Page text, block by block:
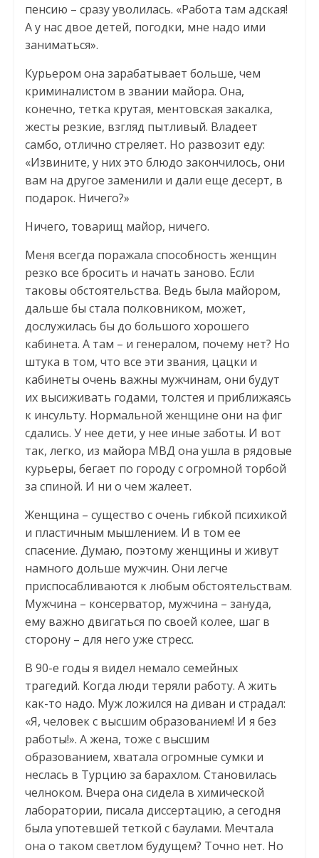
пенсию – сразу уволилась. «Работа там адская!
А у нас двое детей, погодки, мне надо ими
заниматься».
Курьером она зарабатывает больше, чем
криминалистом в звании майора. Она,
конечно, тетка крутая, ментовская закалка,
жесты резкие, взгляд пытливый. Владеет
самбо, отлично стреляет. Но развозит еду:
«Извините, у них это блюдо закончилось, они
вам на другое заменили и дали еще десерт, в
подарок. Ничего?»
Ничего, товарищ майор, ничего.
Меня всегда поражала способность женщин
резко все бросить и начать заново. Если
таковы обстоятельства. Ведь была майором,
дальше бы стала полковником, может,
дослужилась бы до большого хорошего
кабинета. А там – и генералом, почему нет? Но
штука в том, что все эти звания, цацки и
кабинеты очень важны мужчинам, они будут
их высиживать годами, толстея и приближаясь
к инсульту. Нормальной женщине они на фиг
сдались. У нее дети, у нее иные заботы. И вот
так, легко, из майора МВД она ушла в рядовые
курьеры, бегает по городу с огромной торбой
за спиной. И ни о чем жалеет.
Женщина – существо с очень гибкой психикой
и пластичным мышлением. И в том ее
спасение. Думаю, поэтому женщины и живут
намного дольше мужчин. Они легче
приспосабливаются к любым обстоятельствам.
Мужчина – консерватор, мужчина – зануда,
ему важно двигаться по своей колее, шаг в
сторону – для него уже стресс.
В 90-е годы я видел немало семейных
трагедий. Когда люди теряли работу. А жить
как-то надо. Муж ложился на диван и страдал:
«Я, человек с высшим образованием! И я без
работы!». А жена, тоже с высшим
образованием, хватала огромные сумки и
неслась в Турцию за барахлом. Становилась
челноком. Вчера она сидела в химической
лаборатории, писала диссертацию, а сегодня
была употевшей теткой с баулами. Мечтала
она о таком светлом будущем? Точно нет. Но